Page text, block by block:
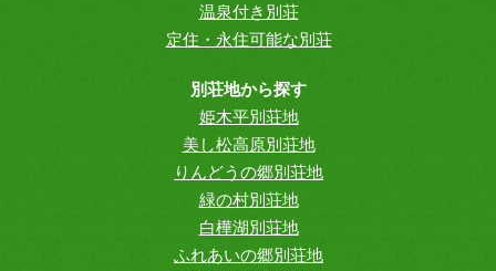
温泉付き別荘
定住・永住可能な別荘
別荘地から探す
姫木平別荘地
美し松高原別荘地
りんどうの郷別荘地
緑の村別荘地
白樺湖別荘地
ふれあいの郷別荘地